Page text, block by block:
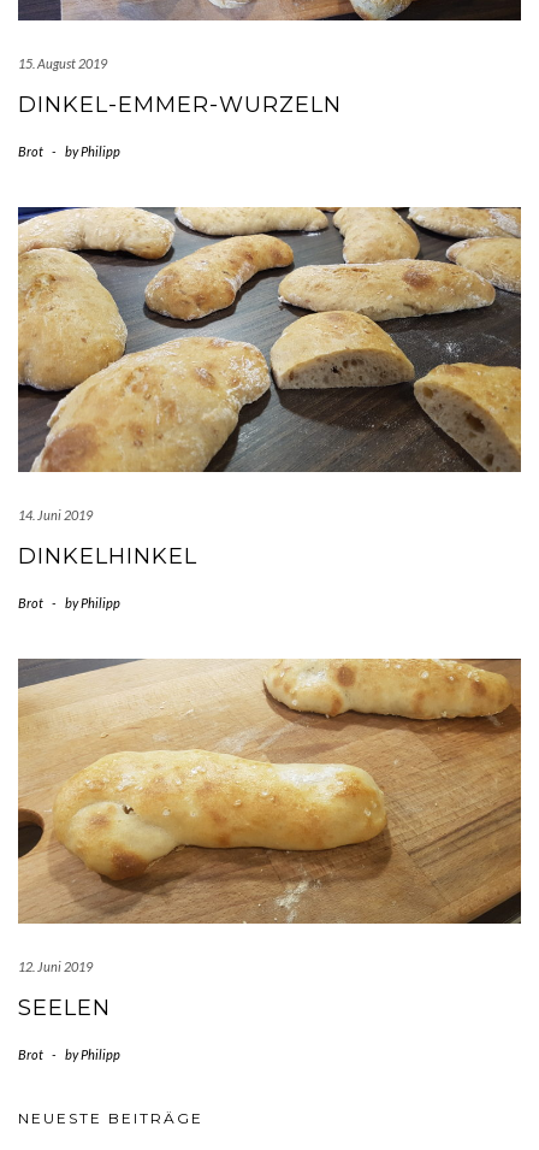
15. August 2019
DINKEL-EMMER-WURZELN
Brot - byPhilipp
14. Juni 2019
DINKELHINKEL
Brot - byPhilipp
12. Juni 2019
SEELEN
Brot - byPhilipp
NEUESTE BEITRÄGE